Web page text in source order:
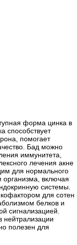
форма цинка в
способствует
помогает
Бад можно
иммунитета,
лечения акне
для нормального
организма, включая
системы.
для сотен
белков и
сигнализацией.
нейтрализации
полезен для